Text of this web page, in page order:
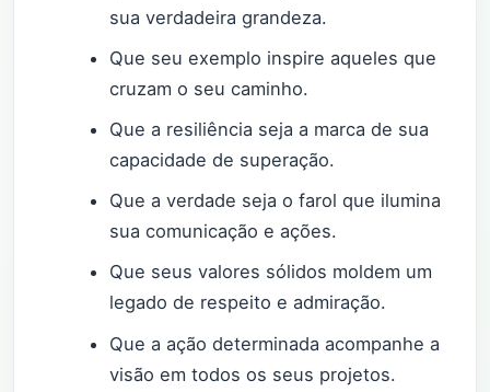
sua verdadeira grandeza.
Que seu exemplo inspire aqueles que
cruzam o seu caminho.
Que a resiliência seja a marca de sua
capacidade de superação.
Que a verdade seja o farol que ilumina
sua comunicação e ações.
Que seus valores sólidos moldem um
legado de respeito e admiração.
Que a ação determinada acompanhe a
visão em todos os seus projetos.